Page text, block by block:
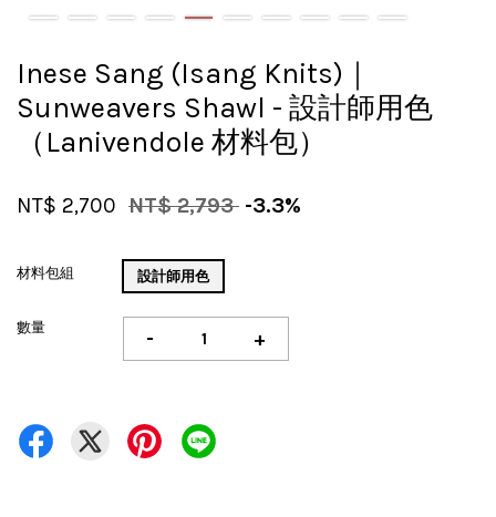
Inese Sang (Isang Knits)｜
Sunweavers Shawl - 設計師用色
（Lanivendole 材料包）
NT$ 2,700 NT$ 2,793 -3.3%
材料包組 設計師用色
數量 - +